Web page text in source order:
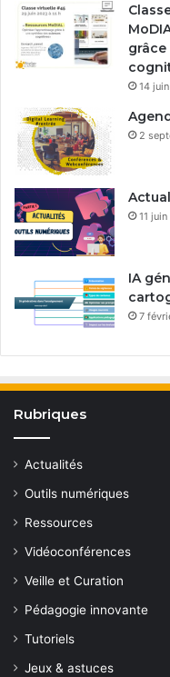
grâce
14
2
11
IA
7
Rubriques
Actualités
Outils numériques
Ressources
Vidéoconférences
Veille et Curation
Pédagogie innovante
Tutoriels
Jeux & astuces